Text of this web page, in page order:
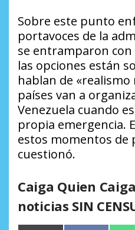
Sobre este punto
portavoces de la
se entramparon
las opciones están
hablan de «realismo
países van a
Venezuela cuando
propia emergencia.
estos momentos de
cuestionó.
Caiga Quien
noticias SIN